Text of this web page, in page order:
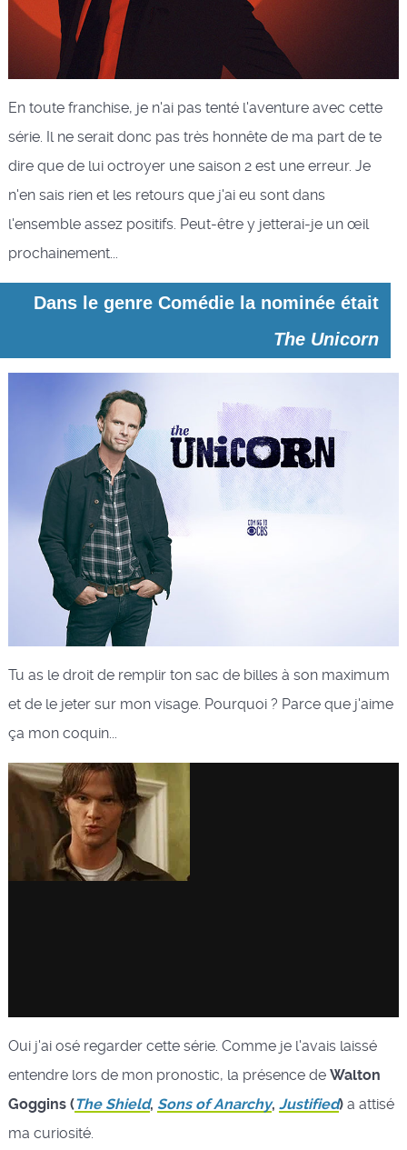
En toute franchise, je n'ai pas tenté l'aventure avec cette
série. Il ne serait donc pas très honnête de ma part de te
dire que de lui octroyer une saison 2 est une erreur. Je
n'en sais rien et les retours que j'ai eu sont dans
l'ensemble assez positifs. Peut-être y jetterai-je un œil
prochainement...
Dans le genre Comédie la nominée était
The Unicorn
Tu as le droit de remplir ton sac de billes à son maximum
et de le jeter sur mon visage. Pourquoi ? Parce que j'aime
ça mon coquin...
Oui j'ai osé regarder cette série. Comme je l'avais laissé
entendre lors de mon pronostic, la présence de Walton
Goggins (The Shield, Sons of Anarchy, Justified)a attisé
ma curiosité.